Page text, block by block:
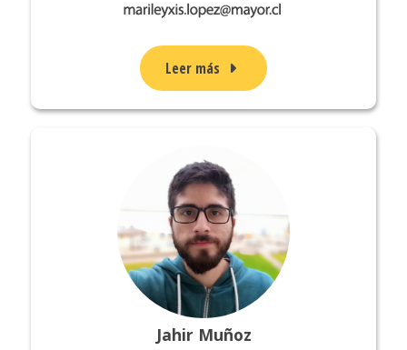
Leer más
Jahir Muñoz